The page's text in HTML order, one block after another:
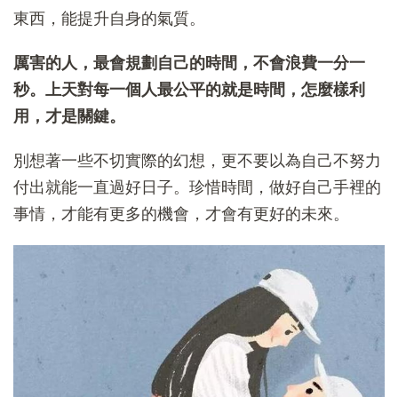
東西，能提升自身的氣質。
厲害的人，最會規劃自己的時間，不會浪費一分一
秒。上天對每一個人最公平的就是時間，怎麼樣利
用，才是關鍵。
別想著一些不切實際的幻想，更不要以為自己不努力
付出就能一直過好日子。珍惜時間，做好自己手裡的
事情，才能有更多的機會，才會有更好的未來。